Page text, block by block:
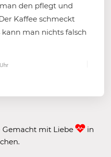
den pflegt und
Kaffee schmeckt
man nichts falsch
Gemacht mit Liebe
in